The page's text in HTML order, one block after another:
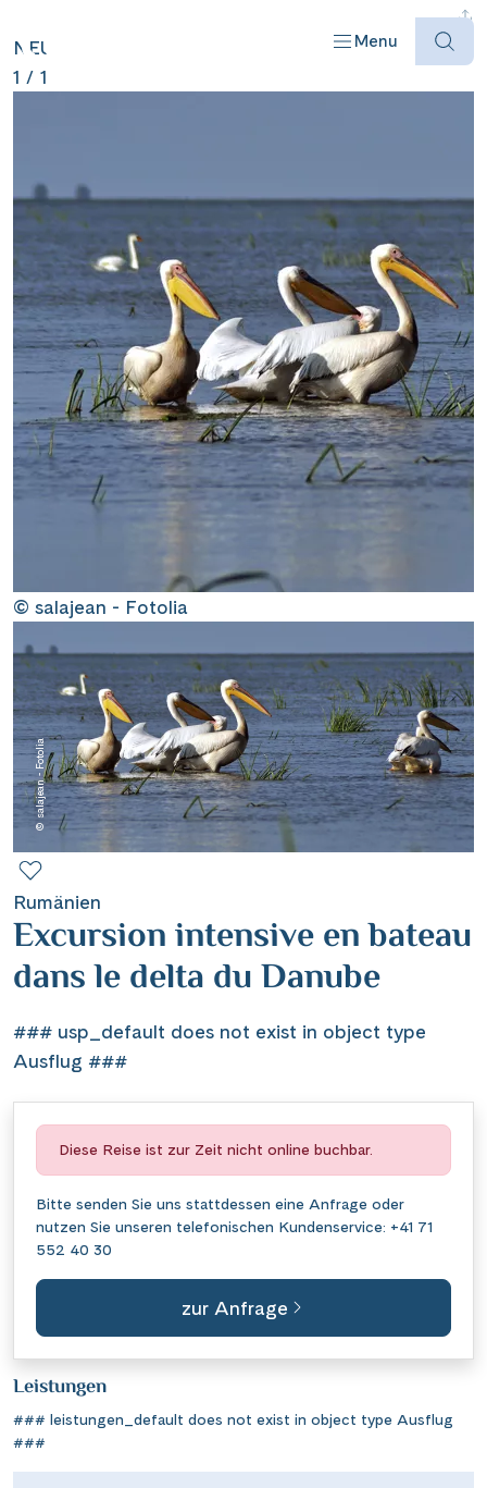
Menu
Offres
Destinations
Bateaux
Informations
Mentions légales
Contact professionnel
Hotline +41 71 552 40 30CH|DE
NEU
1 / 1
© salajean - Fotolia
© salajean - Fotolia
Rumänien
Excursion intensive en bateau
dans le delta du Danube
### usp_default does not exist in object type
Ausflug ###
Diese Reise ist zur Zeit nicht online buchbar.
Bitte senden Sie uns stattdessen eine Anfrage oder
nutzen Sie unseren telefonischen Kundenservice: +41 71
552 40 30
zur Anfrage
Leistungen
### leistungen_default does not exist in object type Ausflug
###